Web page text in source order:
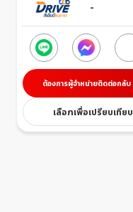
-
ต้องการผู้จำหน่ายติดต่อกลับ
เลือกเพื่อเปรียบเทียบ